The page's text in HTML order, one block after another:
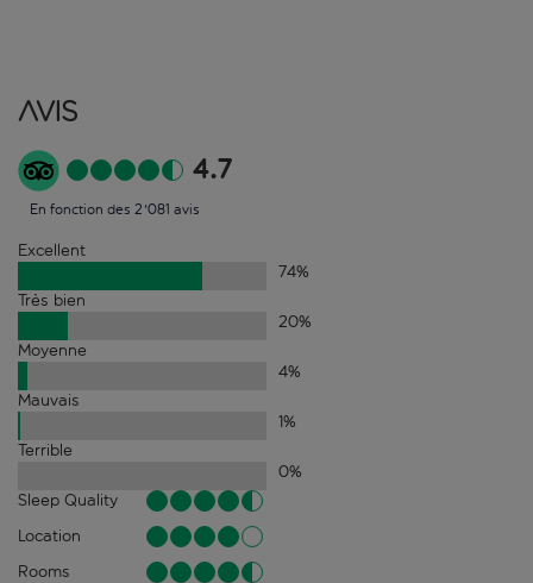
Avis
4.7
En fonction des 2'081 avis
Excellent
74%
Très bien
20%
Moyenne
4%
Mauvais
1%
Terrible
0%
Sleep Quality
Location
Rooms